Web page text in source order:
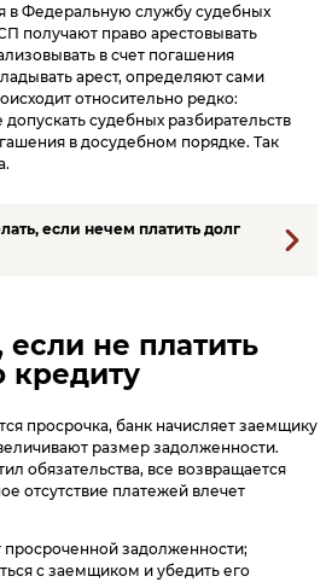
в Федеральную службу судебных
получают право арестовывать
в счет погашения
арест, определяют сами
относительно редко:
судебных разбирательств
в досудебном порядке. Так
если нечем платить долг
если не платить
кредиту
просрочка, банк начисляет заемщику
размер задолженности.
обязательства, все возвращается
отсутствие платежей влечет
задолженности;
с заемщиком и убедить его